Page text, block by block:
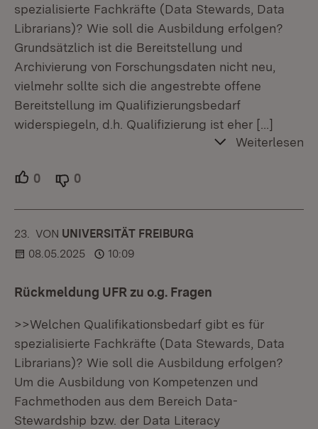
spezialisierte Fachkräfte (Data Stewards, Data
Librarians)? Wie soll die Ausbildung erfolgen?
Grundsätzlich ist die Bereitstellung und
Archivierung von Forschungsdaten nicht neu,
vielmehr sollte sich die angestrebte offene
Bereitstellung im Qualifizierungsbedarf
widerspiegeln, d.h. Qualifizierung ist eher […]
Weiterlesen
0 Unterstützer.
0
23. KOMMENTAR
VON :UNIVERSITÄT FREIBURG
08.05.2025
10:09
Rückmeldung UFR zu o.g. Fragen
>>Welchen Qualifikationsbedarf gibt es für
spezialisierte Fachkräfte (Data Stewards, Data
Librarians)? Wie soll die Ausbildung erfolgen?
Um die Ausbildung von Kompetenzen und
Fachmethoden aus dem Bereich Data-
Stewardship bzw. der Data Literacy